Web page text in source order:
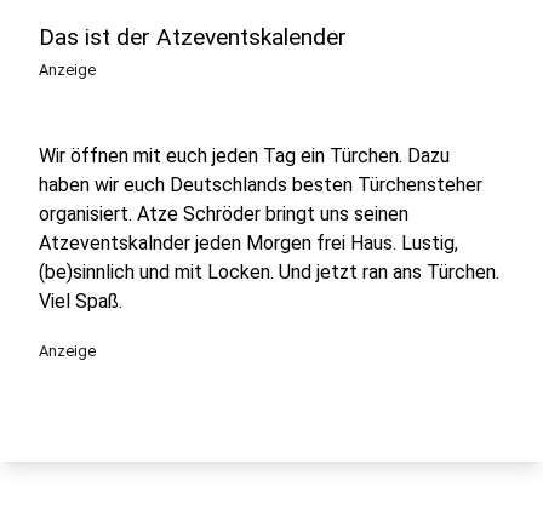
Das ist der Atzeventskalender
Anzeige
Wir öffnen mit euch jeden Tag ein Türchen. Dazu
haben wir euch Deutschlands besten Türchensteher
organisiert. Atze Schröder bringt uns seinen
Atzeventskalnder jeden Morgen frei Haus. Lustig,
(be)sinnlich und mit Locken. Und jetzt ran ans Türchen.
Viel Spaß.
Anzeige